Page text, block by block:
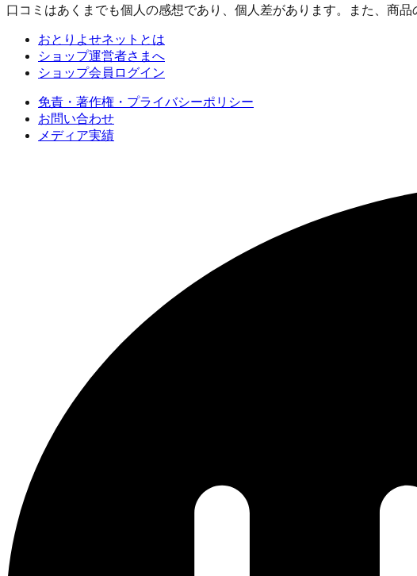
口コミはあくまでも個人の感想であり、個人差があります。また、商品
おとりよせネットとは
ショップ運営者さまへ
ショップ会員ログイン
免責・著作権・プライバシーポリシー
お問い合わせ
メディア実績